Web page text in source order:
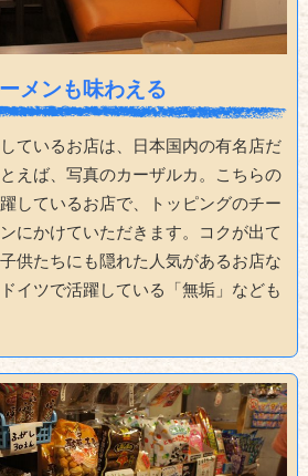
メンも味わえる
ているお店は、日本国内の有名店だ
えば、写真のカーザルカ。こちらの
しているお店で、トッピングのチー
にかけていただきます。コクが出て
供たちにも隠れた人気があるお店な
イツで活躍している「無垢」なども